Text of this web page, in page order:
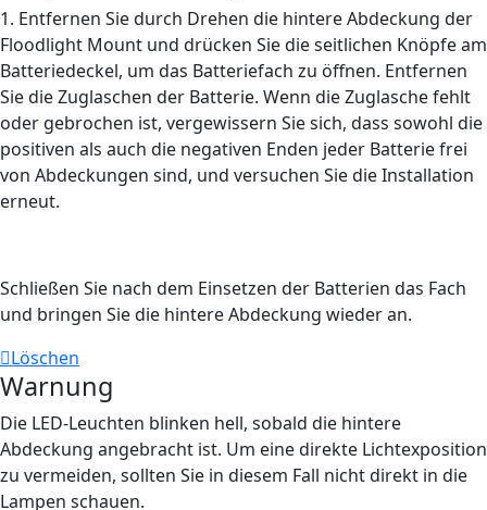
1. Entfernen Sie durch Drehen die hintere Abdeckung der
Floodlight Mount und drücken Sie die seitlichen Knöpfe am
Batteriedeckel, um das Batteriefach zu öffnen. Entfernen
Sie die Zuglaschen der Batterie. Wenn die Zuglasche fehlt
oder gebrochen ist, vergewissern Sie sich, dass sowohl die
positiven als auch die negativen Enden jeder Batterie frei
von Abdeckungen sind, und versuchen Sie die Installation
erneut.
Schließen Sie nach dem Einsetzen der Batterien das Fach
und bringen Sie die hintere Abdeckung wieder an.
Löschen
Warnung
Die LED-Leuchten blinken hell, sobald die hintere
Abdeckung angebracht ist. Um eine direkte Lichtexposition
zu vermeiden, sollten Sie in diesem Fall nicht direkt in die
Lampen schauen.